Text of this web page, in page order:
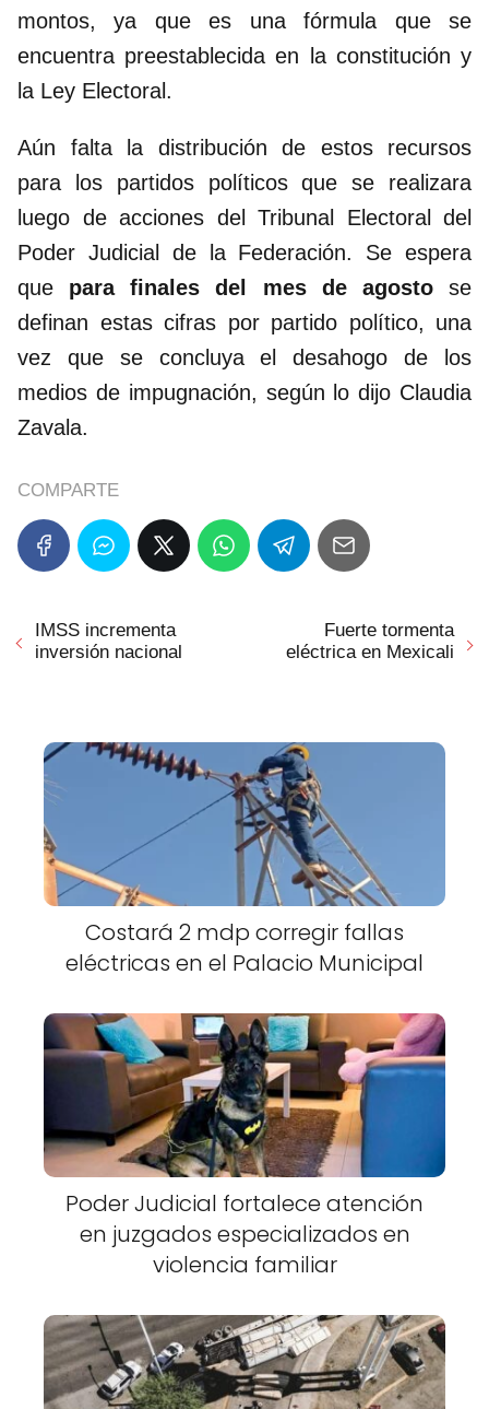
montos, ya que es una fórmula que se
encuentra preestablecida en la constitución y
la Ley Electoral.
Aún falta la distribución de estos recursos
para los partidos políticos que se realizara
luego de acciones del Tribunal Electoral del
Poder Judicial de la Federación. Se espera
que para finales del mes de agostose
definan estas cifras por partido político, una
vez que se concluya el desahogo de los
medios de impugnación, según lo dijo Claudia
Zavala.
COMPARTE
IMSS incrementa
inversión nacional
Fuerte tormenta
eléctrica en Mexicali
Costará 2 mdp corregir fallas
eléctricas en el Palacio Municipal
Poder Judicial fortalece atención
en juzgados especializados en
violencia familiar